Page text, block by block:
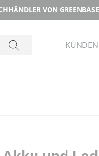
VON GREENBASE